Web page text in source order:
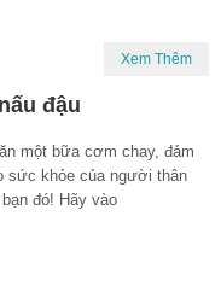
Xem Thêm
đậu
một bữa cơm chay, đảm
sức khỏe của người thân
đó! Hãy vào